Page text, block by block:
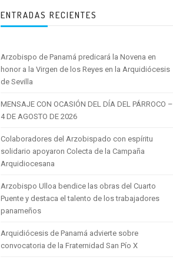
ENTRADAS RECIENTES
Arzobispo de Panamá predicará la Novena en
honor a la Virgen de los Reyes en la Arquidiócesis
de Sevilla
MENSAJE CON OCASIÓN DEL DÍA DEL PÁRROCO –
4 DE AGOSTO DE 2026
Colaboradores del Arzobispado con espíritu
solidario apoyaron Colecta de la Campaña
Arquidiocesana
Arzobispo Ulloa bendice las obras del Cuarto
Puente y destaca el talento de los trabajadores
panameños
Arquidiócesis de Panamá advierte sobre
convocatoria de la Fraternidad San Pío X